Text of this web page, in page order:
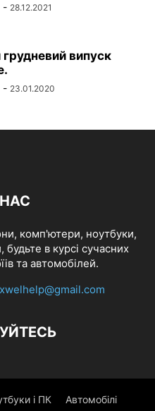
- 28.12.2021
грудневий випуск
- 23.01.2020
комп'ютери, ноутбуки,
в курсі сучасних
та автомобілей.
і ПК Автомобілі